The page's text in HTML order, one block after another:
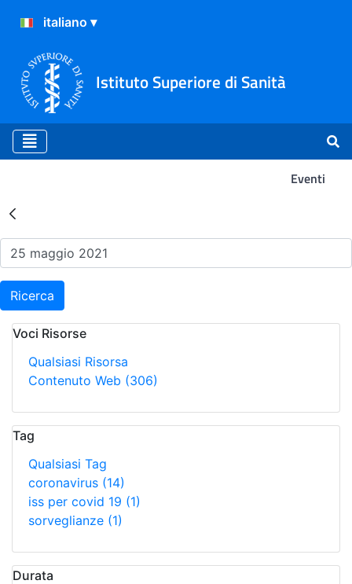
Istituto Superiore di Sanità
Eventi
Risultati della Ricerca -
Ricerca
Voci Risorse
Qualsiasi Risorsa
Contenuto Web (306)
Tag
Qualsiasi Tag
coronavirus (14)
iss per covid 19 (1)
sorveglianze (1)
Durata